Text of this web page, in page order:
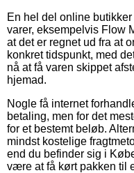
En hel del online
varer, eksempelvis Flow
at det er regnet ud fra at
konkret tidspunkt, med
nå at få varen skippet
hjemad.
Nogle få internet
betaling, men for det
for et bestemt beløb.
mindst kostelige
end du befinder sig i
være at få kørt pakken til